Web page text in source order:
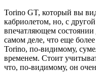
Torino GT, который вы
кабриолетом, но, с
впечатляющем состоянии
самом деле, что еще
Torino, по-видимому,
временем. Стоит
что, по-видимому, он